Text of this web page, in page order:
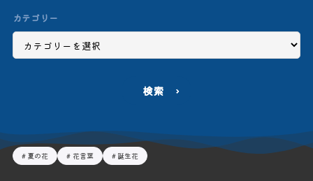
カテゴリー
検索
夏の花 花言葉 誕生花